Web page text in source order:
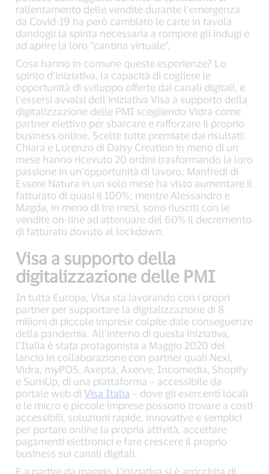
rallentamento delle vendite durante l’emergenza
da Covid-19 ha però cambiato le carte in tavola
dandogli la spinta necessaria a rompere gli indugi e
ad aprire la loro “cantina virtuale”.
Cosa hanno in comune queste esperienze? Lo
spirito d’iniziativa, la capacità di cogliere le
opportunità di sviluppo offerte dai canali digitali, e
l’essersi avvalsi dell’iniziativa Visa a supporto della
digitalizzazione delle PMI scegliendo Vidra come
partner elettivo per sbarcare e rafforzare il proprio
business online. Scelte tutte premiate dai risultati:
Chiara e Lorenzo di Daisy Creation in meno di un
mese hanno ricevuto 20 ordini trasformando la loro
passione in un’opportunità di lavoro; Manfredi di
Essere Natura in un solo mese ha visto aumentare il
fatturato di quasi il 100%; mentre Alessandro e
Magda, in meno di tre mesi, sono riusciti con le
vendite on-line ad attenuare del 60% il decremento
di fatturato dovuto al lockdown.
Visa a supporto della
digitalizzazione delle PMI
In tutta Europa, Visa sta lavorando con i propri
partner per supportare la digitalizzazione di 8
milioni di piccole imprese colpite dale conseguenze
della pandemia. All’interno di questa iniziativa,
l’Italia è stata protagonista a Maggio 2020 del
lancio in collaborazione con partner quali Nexi,
Vidra, myPOS, Axepta, Axerve, Incomedia, Shopify
e SumUp, di una piattaforma – accessibile da
portale web diVisa Italia – dove gli esercenti locali
e le micro e piccole imprese possono trovare a costi
accessibili, soluzioni rapide, innovative e semplici
per portare online la propria attività, accettare
pagamenti elettronici e fare crescere il proprio
business sui canali digitali.
E a partire da maggio, l’iniziativa si è arricchita di